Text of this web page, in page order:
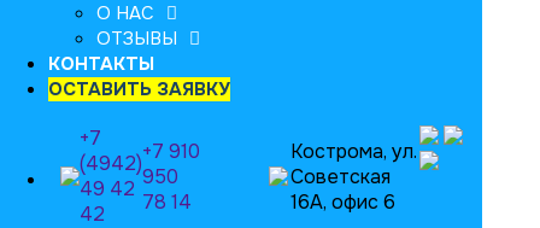
О НАС
ОТЗЫВЫ
КОНТАКТЫ
ОСТАВИТЬ ЗАЯВКУ
+7
(4942)
49 42
42
+7 910
950
78 14
Кострома, ул.
Советская
16А, офис 6